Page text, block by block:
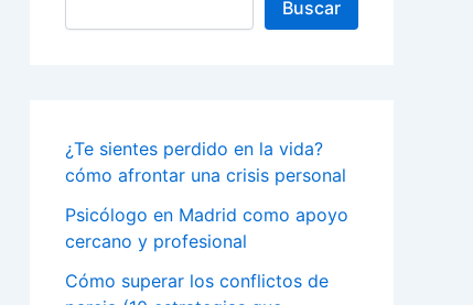
Buscar
¿Te sientes perdido en la vida?
cómo afrontar una crisis personal
Psicólogo en Madrid como apoyo
cercano y profesional
Cómo superar los conflictos de